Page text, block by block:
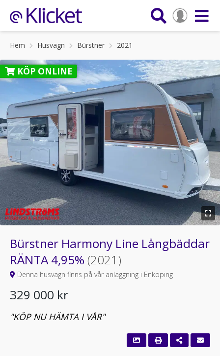
Hem Husvagn Bürstner 2021
KÖP ONLINE
Bürstner Harmony Line Långbäddar
RÄNTA 4,95% (2021)
Denna husvagn finns på vår anläggning i Enköping
329 000 kr
"KÖP NU HÄMTA I VÅR"